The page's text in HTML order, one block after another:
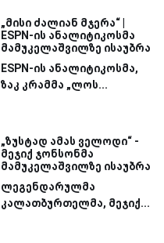
„მისი ძალიან მჯერა“ |
ESPN-ის ანალიტიკოსმა
მამუკელაშვილზე ისაუბრა
ESPN-ის ანალიტიკოსმა,
ზაკ კრამმა „ლოს...
„ზუსტად ამას ველოდი“ -
მეჯიქ ჯონსონმა
მამუკელაშვილზე ისაუბრა
ლეგენდარულმა
კალათბურთელმა, მეჯიქ...